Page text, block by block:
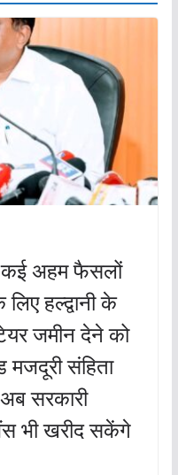
कई अहम फैसलों
हल्द्वानी के
जमीन देने को
मजदूरी संहिता
सरकारी
भी खरीद सकेंगे